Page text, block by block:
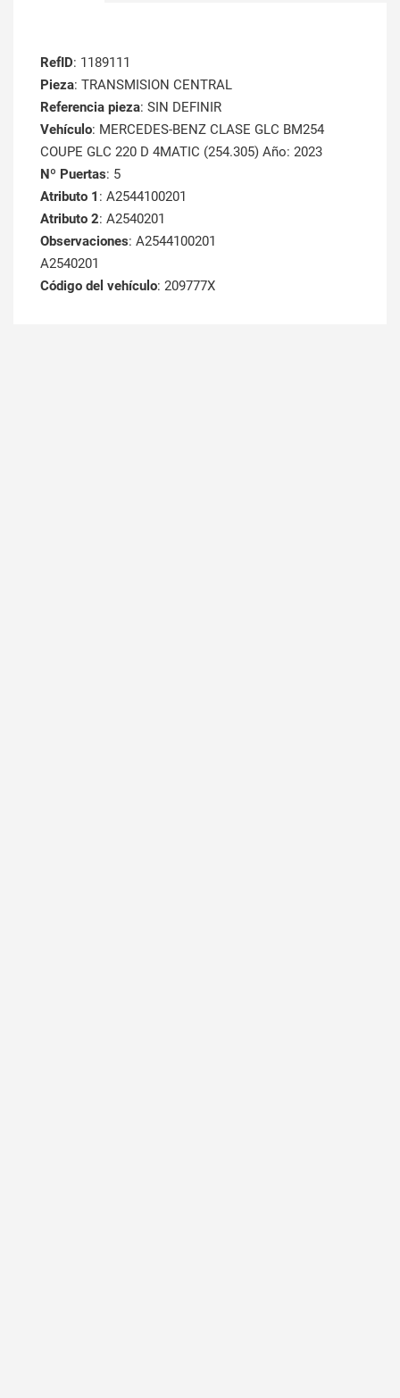
RefID: 1189111
Pieza: TRANSMISION CENTRAL
Referencia pieza: SIN DEFINIR
Vehículo: MERCEDES-BENZ CLASE GLC BM254
COUPE GLC 220 D 4MATIC (254.305) Año: 2023
Nº Puertas: 5
Atributo 1 : A2544100201
Atributo 2: A2540201
Observaciones: A2544100201
A2540201
Código del vehículo: 209777X